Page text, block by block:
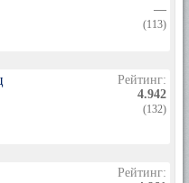
—
(113)
Рейтинг:
4.942
(132)
Рейтинг: